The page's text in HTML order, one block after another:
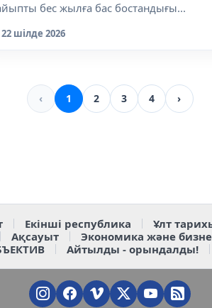
бес жылға бас бостандығы...
22 шілде 2026
‹ 1 2 3 4 ›
Екінші республика Ұлт
Ақсауыт Экономика және
Айтылды - орындалды!